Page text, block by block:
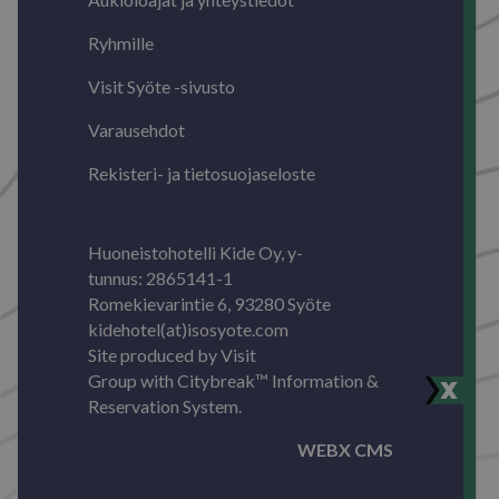
Ryhmille
Visit Syöte -sivusto
Varausehdot
Rekisteri- ja tietosuojaseloste
Huoneistohotelli Kide Oy, y-
tunnus: 2865141-1
Romekievarintie 6, 93280 Syöte
kidehotel(at)isosyote.com
Site produced byVisit
Group with Citybreak™ Information &
Reservation System.
WEBX CMS
.linkedin.com